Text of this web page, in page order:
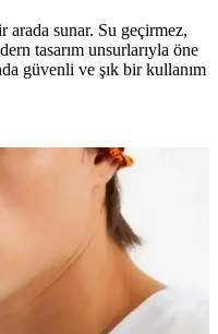
arada sunar. Su geçirmez,
tasarım unsurlarıyla öne
güvenli ve şık bir kullanım